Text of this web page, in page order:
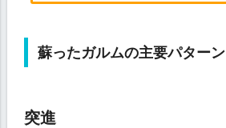
蘇ったガルムの主要パターン
突進